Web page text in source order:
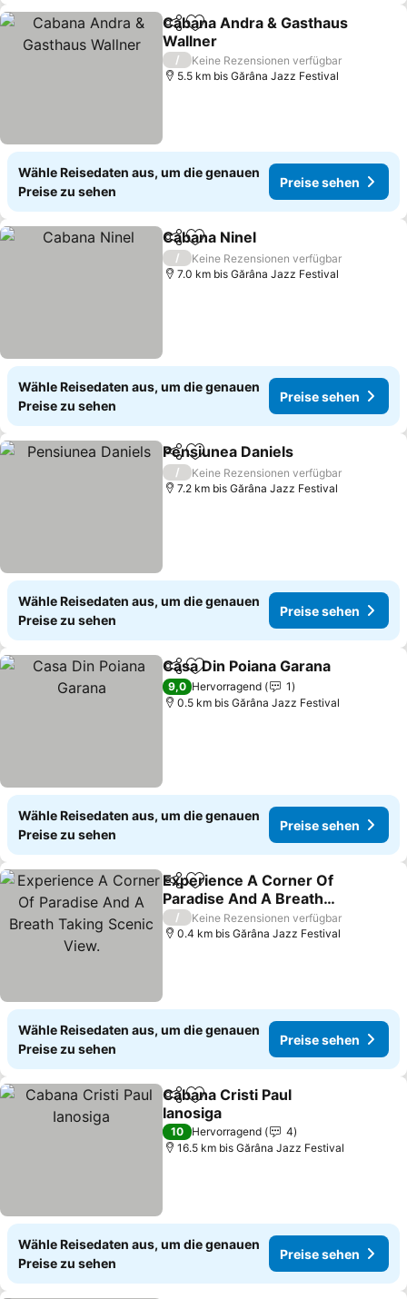
TeilenZu Favoriten hinzufügen
Cabana Andra & Gasthaus
Wallner
/
Keine Rezensionen verfügbar
5.5 km bis Gărâna Jazz Festival
Wähle Reisedaten aus, um die genauen
Preise zu sehen
Preise sehen
TeilenZu Favoriten hinzufügen
Cabana Ninel
/
Keine Rezensionen verfügbar
7.0 km bis Gărâna Jazz Festival
Wähle Reisedaten aus, um die genauen
Preise zu sehen
Preise sehen
TeilenZu Favoriten hinzufügen
Pensiunea Daniels
/
Keine Rezensionen verfügbar
7.2 km bis Gărâna Jazz Festival
Wähle Reisedaten aus, um die genauen
Preise zu sehen
Preise sehen
TeilenZu Favoriten hinzufügen
Casa Din Poiana Garana
9,0 Hervorragend
1
0.5 km bis Gărâna Jazz Festival
Wähle Reisedaten aus, um die genauen
Preise zu sehen
Preise sehen
TeilenZu Favoriten hinzufügen
Experience A Corner Of
Paradise And A Breath
Taking Scenic View.
/
Keine Rezensionen verfügbar
0.4 km bis Gărâna Jazz Festival
Wähle Reisedaten aus, um die genauen
Preise zu sehen
Preise sehen
TeilenZu Favoriten hinzufügen
Cabana Cristi Paul
Ianosiga
10 Hervorragend
4
16.5 km bis Gărâna Jazz Festival
Wähle Reisedaten aus, um die genauen
Preise zu sehen
Preise sehen